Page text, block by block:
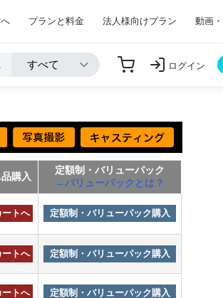
プランと料金 法人様向けプラン 動画
ログイン
購入
定額制・バリューパック
→バリューパックとは？
ートへ 定額制・バリューパック購入
ートへ 定額制・バリューパック購入
ートへ 定額制・バリューパック購入